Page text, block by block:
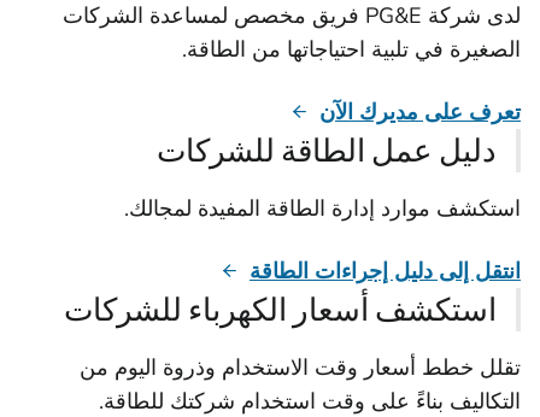
لدى شركة PG&E فريق مخصص لمساعدة الشركات
الصغيرة في تلبية احتياجاتها من الطاقة.
تعرف على مديرك الآن
دليل عمل الطاقة للشركات
استكشف موارد إدارة الطاقة المفيدة لمجالك.
انتقل إلى دليل إجراءات الطاقة
استكشف أسعار الكهرباء للشركات
تقلل خطط أسعار وقت الاستخدام وذروة اليوم من
التكاليف بناءً على وقت استخدام شركتك للطاقة.